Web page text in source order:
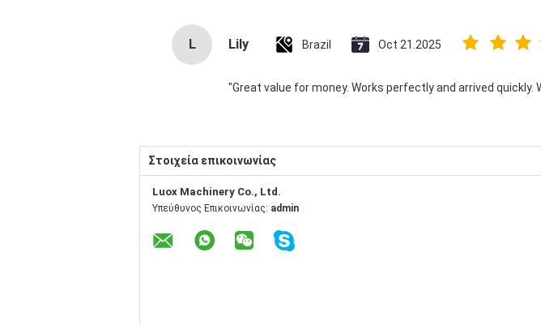
L Lily Brazil Oct 21.2025
"Great value for money. Works perfectly and arrived quickly.
Στοιχεία επικοινωνίας
Luox Machinery Co., Ltd.
Υπεύθυνος Επικοινωνίας: admin